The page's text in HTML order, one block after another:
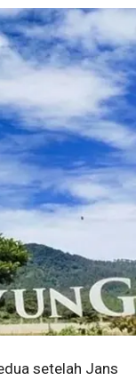
setelah Jans